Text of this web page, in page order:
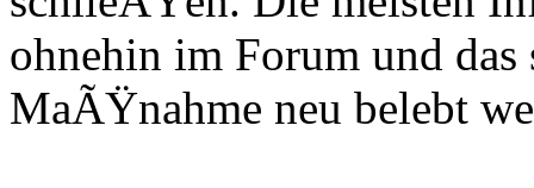
ohnehin im Forum und
MaÃŸnahme neu belebt